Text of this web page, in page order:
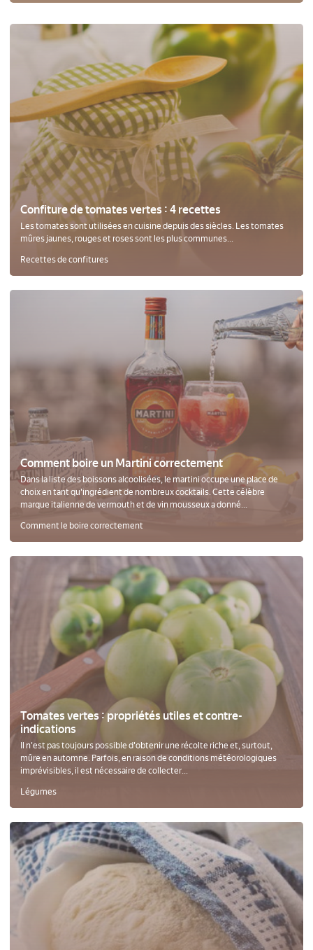
Confiture de tomates vertes : 4 recettes
Les tomates sont utilisées en cuisine depuis des siècles. Les tomates
mûres jaunes, rouges et roses sont les plus communes...
Recettes de confitures
Comment boire un Martini correctement
Dans la liste des boissons alcoolisées, le martini occupe une place de
choix en tant qu'ingrédient de nombreux cocktails. Cette célèbre
marque italienne de vermouth et de vin mousseux a donné...
Comment le boire correctement
Tomates vertes : propriétés utiles et contre-
indications
Il n'est pas toujours possible d'obtenir une récolte riche et, surtout,
mûre en automne. Parfois, en raison de conditions météorologiques
imprévisibles, il est nécessaire de collecter...
Légumes